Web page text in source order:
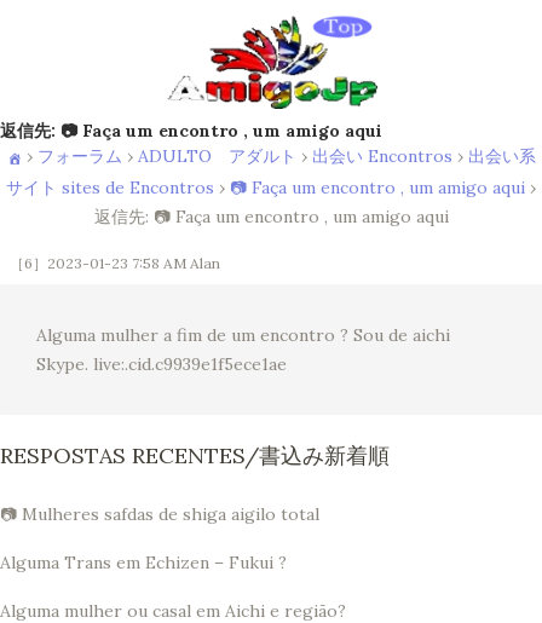
返信先: 📷 Faça um encontro , um amigo aqui
› フォーラム › ADULTO アダルト › 出会い Encontros › 出会い系
サイト sites de Encontros › 📷 Faça um encontro , um amigo aqui ›
返信先: 📷 Faça um encontro , um amigo aqui
［6］2023-01-23 7:58 AM Alan
Alguma mulher a fim de um encontro ? Sou de aichi
Skype. live:.cid.c9939e1f5ece1ae
RESPOSTAS RECENTES/書込み新着順
📷 Mulheres safdas de shiga aigilo total
Alguma Trans em Echizen – Fukui ?
Alguma mulher ou casal em Aichi e região?